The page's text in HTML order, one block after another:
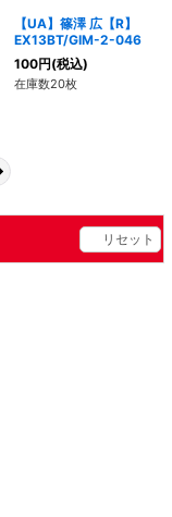
【UA】篠澤 広【R】
EX13BT/GIM-2-046
100円(税込)
在庫数20枚
リセット